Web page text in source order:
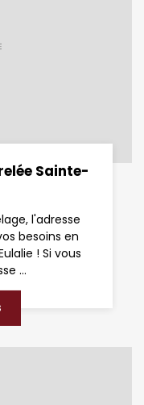
Sainte-
l'adresse
besoins en
! Si vous
...